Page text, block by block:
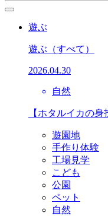
遊ぶ
遊ぶ （すべて）
2026.04.30
自然
【ホタルイカの
遊園地
手作り体験
工場見学
こども
公園
ペット
自然